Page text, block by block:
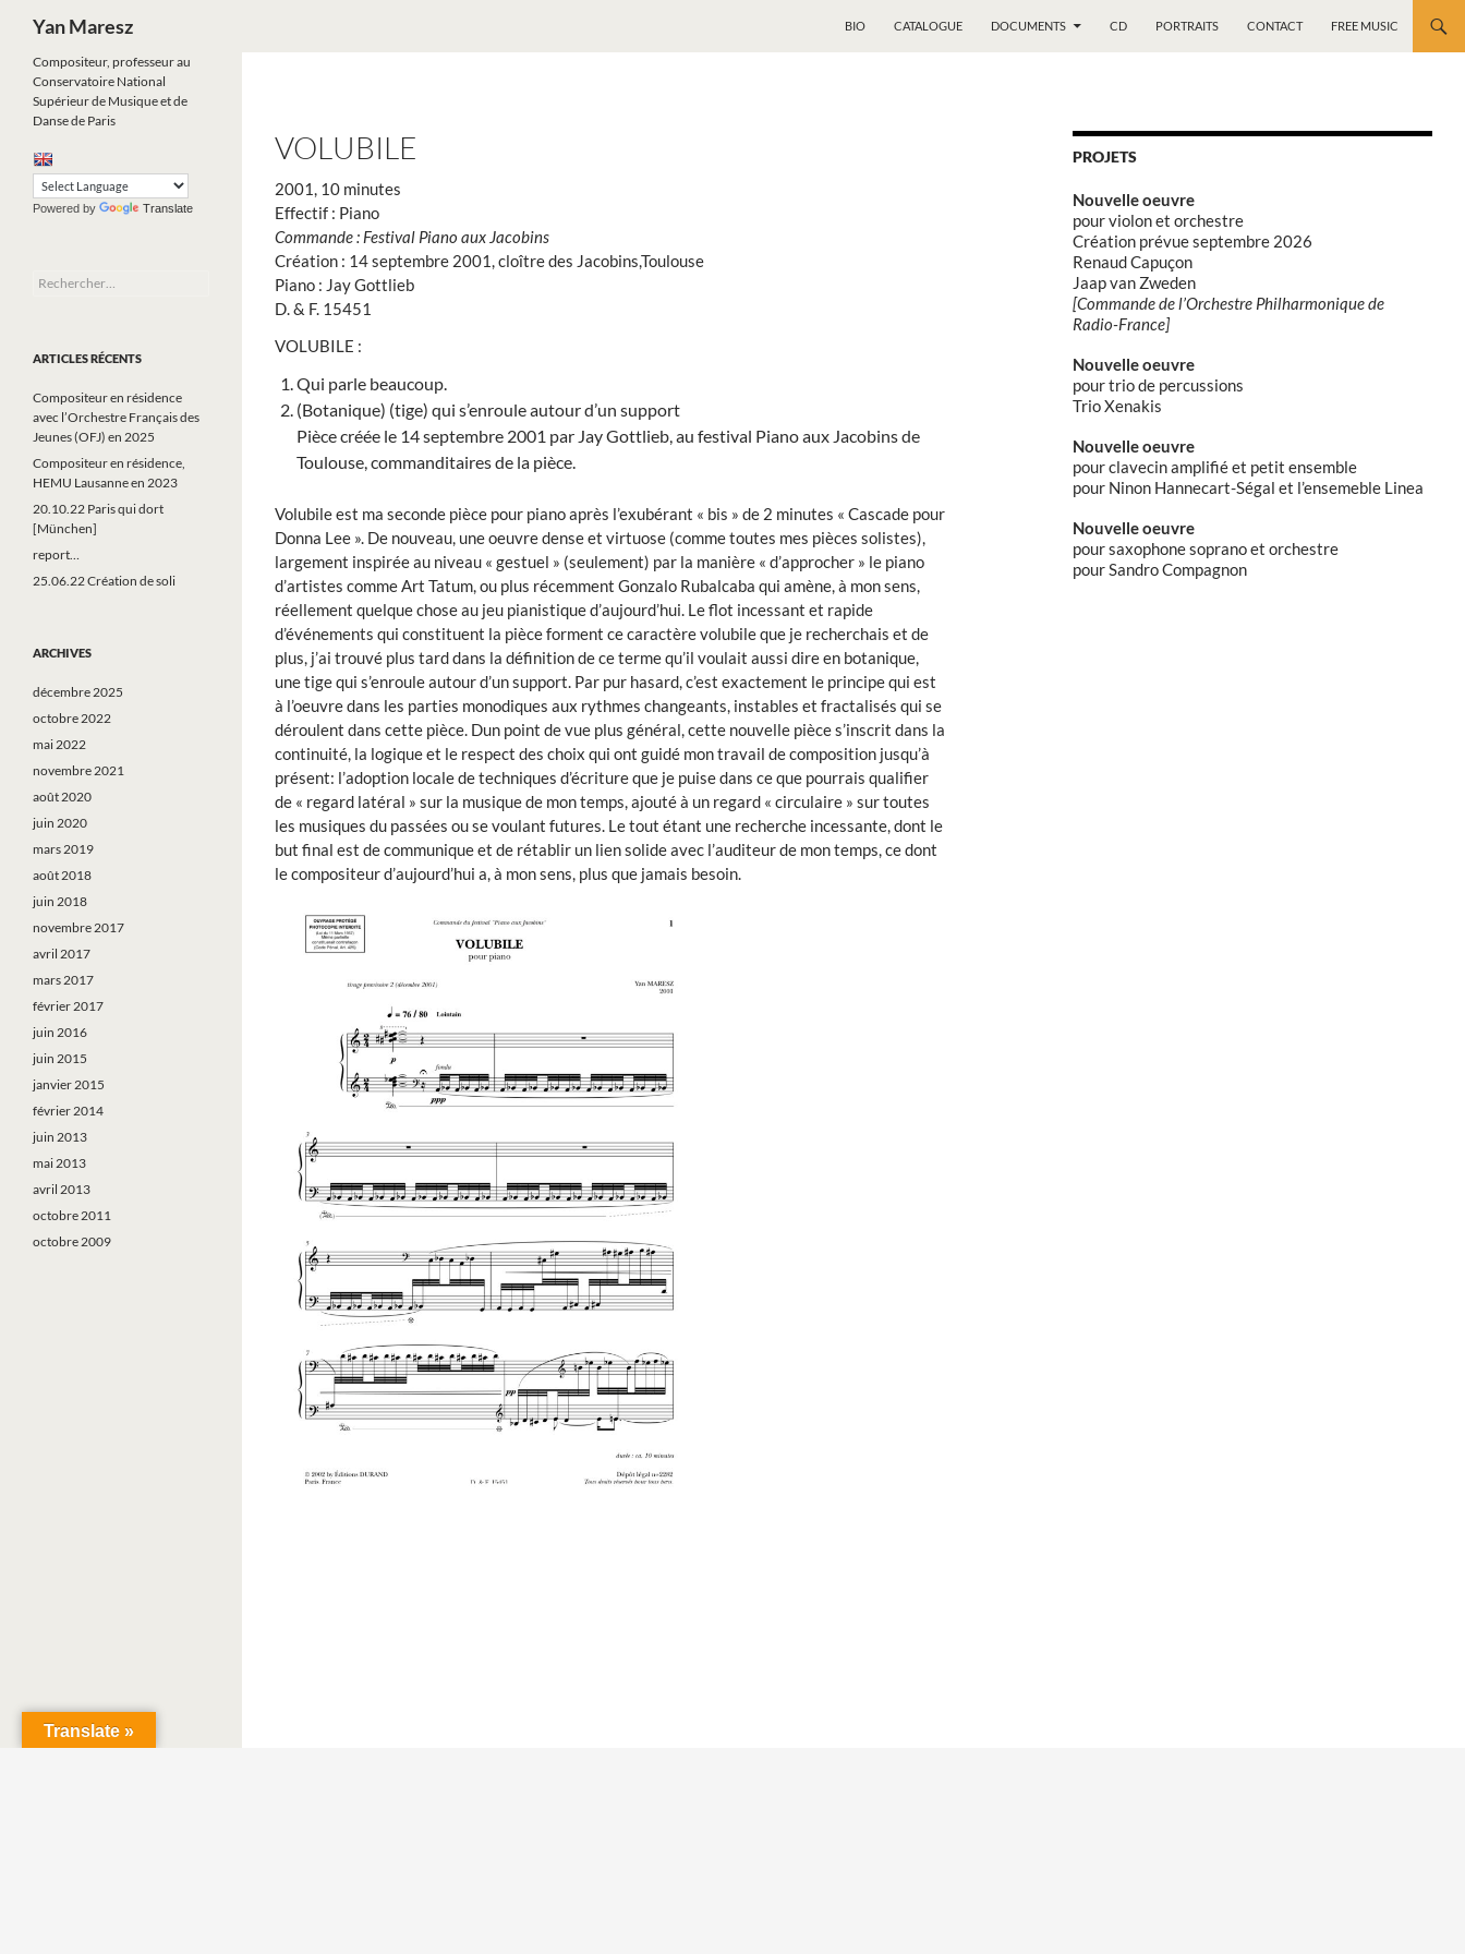
Aller
contenu
Yan Maresz BIO CATALOGUE DOCUMENTS CD PORTRAITS CONTACT FREE MUSIC
VOLUBILE
2001, 10 minutes
Effectif : Piano
Commande : Festival Piano aux Jacobins
Création : 14 septembre 2001, cloître des Jacobins,Toulouse
Piano : Jay Gottlieb
D. & F. 15451
VOLUBILE :
Qui parle beaucoup.
(Botanique) (tige) qui s’enroule autour d’un support
Pièce créée le 14 septembre 2001 par Jay Gottlieb, au festival Piano aux Jacobins de
Toulouse, commanditaires de la pièce.
Volubile est ma seconde pièce pour piano après l’exubérant « bis » de 2 minutes « Cascade pour
Donna Lee ». De nouveau, une oeuvre dense et virtuose (comme toutes mes pièces solistes),
largement inspirée au niveau « gestuel » (seulement) par la manière « d’approcher » le piano
d’artistes comme Art Tatum, ou plus récemment Gonzalo Rubalcaba qui amène, à mon sens,
réellement quelque chose au jeu pianistique d’aujourd’hui. Le flot incessant et rapide
d’événements qui constituent la pièce forment ce caractère volubile que je recherchais et de
plus, j’ai trouvé plus tard dans la définition de ce terme qu’il voulait aussi dire en botanique,
une tige qui s’enroule autour d’un support. Par pur hasard, c’est exactement le principe qui est
à l’oeuvre dans les parties monodiques aux rythmes changeants, instables et fractalisés qui se
déroulent dans cette pièce. Dun point de vue plus général, cette nouvelle pièce s’inscrit dans la
continuité, la logique et le respect des choix qui ont guidé mon travail de composition jusqu’à
présent: l’adoption locale de techniques d’écriture que je puise dans ce que pourrais qualifier
de « regard latéral » sur la musique de mon temps, ajouté à un regard « circulaire » sur toutes
les musiques du passées ou se voulant futures. Le tout étant une recherche incessante, dont le
but final est de communique et de rétablir un lien solide avec l’auditeur de mon temps, ce dont
le compositeur d’aujourd’hui a, à mon sens, plus que jamais besoin.
PROJETS
Nouvelle oeuvre
pour violon et orchestre
Création prévue septembre 2026
Renaud Capuçon
Jaap van Zweden
[Commande de l’Orchestre Philharmonique de
Radio-France]
Nouvelle oeuvre
pour trio de percussions
Trio Xenakis
Nouvelle oeuvre
pour clavecin amplifié et petit ensemble
pour Ninon Hannecart-Ségal et l’ensemeble Linea
Nouvelle oeuvre
pour saxophone soprano et orchestre
pour Sandro Compagnon
Compositeur, professeur au
Conservatoire National
Supérieur de Musique et de
Danse de Paris
Powered by Translate
Rechercher :
ARTICLES RÉCENTS
Compositeur en résidence
avec l’Orchestre Français des
Jeunes (OFJ) en 2025
Compositeur en résidence,
HEMU Lausanne en 2023
20.10.22 Paris qui dort
[München]
report…
25.06.22 Création de soli
ARCHIVES
décembre 2025
octobre 2022
mai 2022
novembre 2021
août 2020
juin 2020
mars 2019
août 2018
juin 2018
novembre 2017
avril 2017
mars 2017
février 2017
juin 2016
juin 2015
janvier 2015
février 2014
juin 2013
mai 2013
avril 2013
octobre 2011
octobre 2009
Translate »